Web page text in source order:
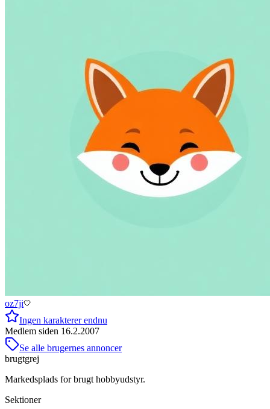
oz7ji
Ingen karakterer endnu
Medlem siden 16.2.2007
Se alle brugernes annoncer
brugtgrej
Markedsplads for brugt hobbyudstyr.
Sektioner